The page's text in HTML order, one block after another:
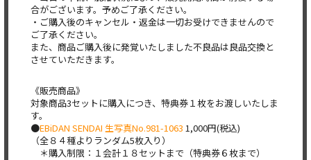
合がございます。予めご了承ください。
・ご購入後のキャンセル・返金は一切お受けできませんので
ご了承ください。
また、商品ご購入後に発覚いたしました不良品は良品交換と
させていただきます。
《販売商品》
対象商品3セットに購入につき、特典券１枚をお渡しいたしま
す。
●EBiDAN SENDAI 生写真No.981-1063 1,000円(税込)
（全８４種よりランダム5枚入り）
＊購入制限：１会計１８セットまで（特典券６枚まで）